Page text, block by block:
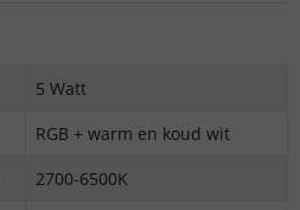
5 Watt
RGB + warm en koud wit
2700-6500K